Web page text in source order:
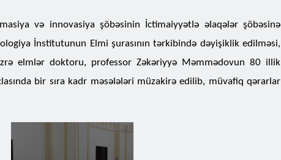
və innovasiya şöbəsinin İctimaiyyətlə əlaqələr şöbəsinə
İnstitutunun Elmi şurasının tərkibində dəyişiklik edilməsi,
elmlər doktoru, professor Zəkəriyyə Məmmədovun 80 illik
bir sıra kadr məsələləri müzakirə edilib, müvafiq qərarlar